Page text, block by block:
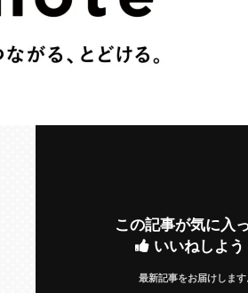
この記事が気に入
いいねしよう
最新記事をお届けします